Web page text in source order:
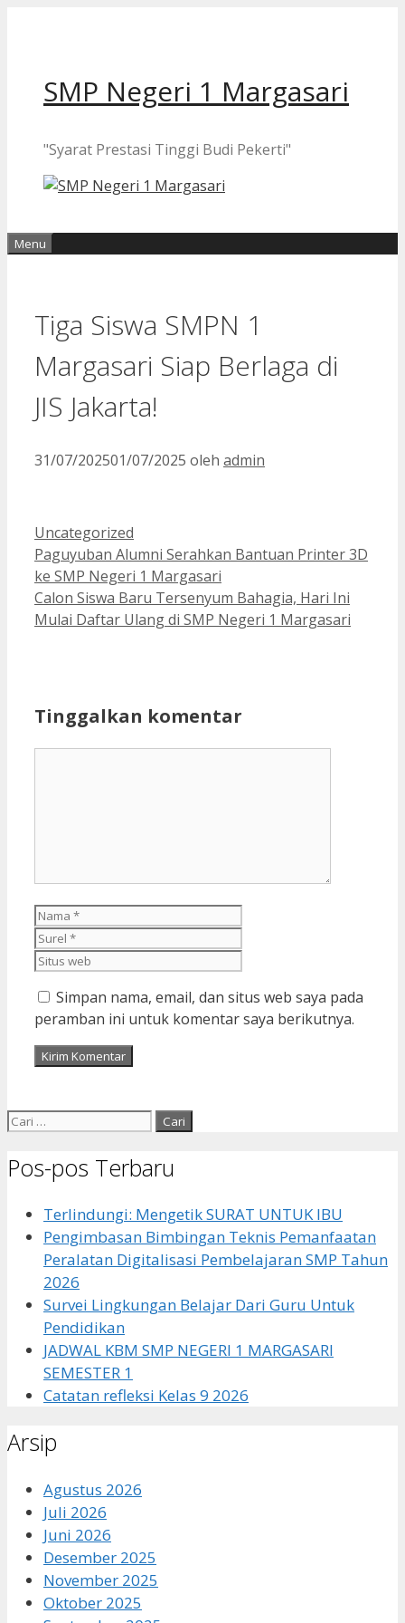
SMP Negeri 1 Margasari
"Syarat Prestasi Tinggi Budi Pekerti"
Menu
Tiga Siswa SMPN 1
Margasari Siap Berlaga di
JIS Jakarta!
31/07/202501/07/2025 oleh admin
Kategori
Uncategorized
Paguyuban Alumni Serahkan Bantuan Printer 3D
ke SMP Negeri 1 Margasari
Calon Siswa Baru Tersenyum Bahagia, Hari Ini
Mulai Daftar Ulang di SMP Negeri 1 Margasari
Tinggalkan komentar
Nama
Simpan nama, email, dan situs web saya pada
peramban ini untuk komentar saya berikutnya.
Cari
Pos-pos Terbaru
Terlindungi: Mengetik SURAT UNTUK IBU
Pengimbasan Bimbingan Teknis Pemanfaatan
Peralatan Digitalisasi Pembelajaran SMP Tahun
2026
Survei Lingkungan Belajar Dari Guru Untuk
Pendidikan
JADWAL KBM SMP NEGERI 1 MARGASARI
SEMESTER 1
Catatan refleksi Kelas 9 2026
Arsip
Agustus 2026
Juli 2026
Juni 2026
Desember 2025
November 2025
Oktober 2025